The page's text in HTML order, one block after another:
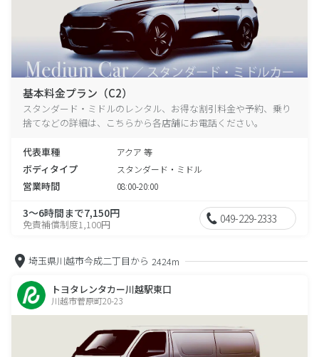
基本料金プラン（C2）
スタンダード・ミドルのレンタル、お得な割引料金や予約、乗り
捨てなどの詳細は、こちらから各店舗にお電話ください。
代表車種 アクア 等
ボディタイプ スタンダード・ミドル
営業時間 08:00-20:00
3～6時間まで7,150円
免責補償制度1,100円 049-229-2333
埼玉県川越市今成二丁目から 2424m
トヨタレンタカー川越駅東口
川越市菅原町20-23